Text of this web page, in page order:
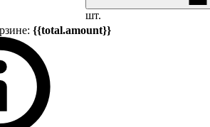
шт.
{{total.amount}}